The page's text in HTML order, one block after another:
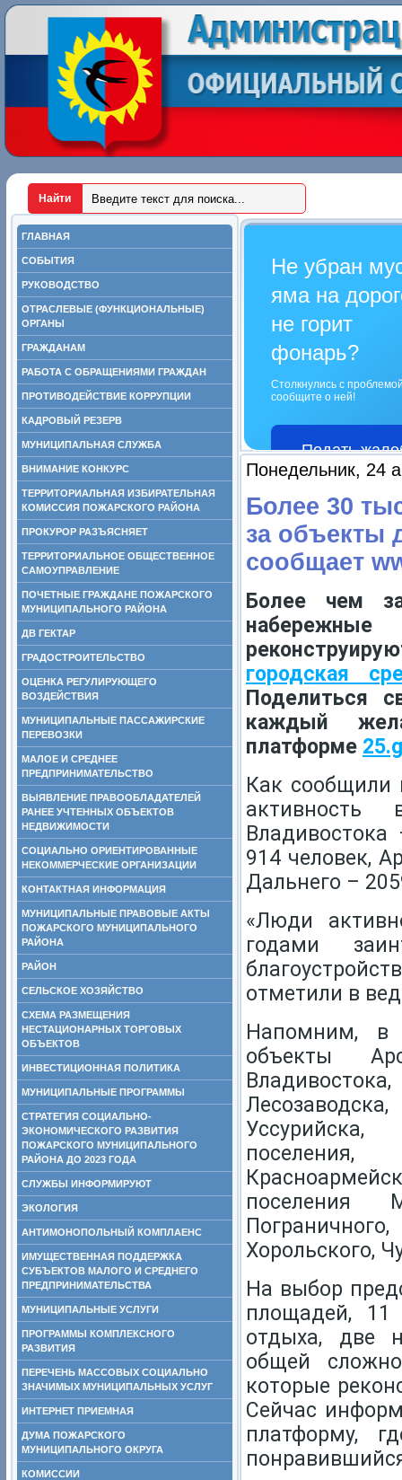
ГЛАВНАЯ
СОБЫТИЯ
РУКОВОДСТВО
ОТРАСЛЕВЫЕ (ФУНКЦИОНАЛЬНЫЕ)
ОРГАНЫ
ГРАЖДАНАМ
РАБОТА С ОБРАЩЕНИЯМИ ГРАЖДАН
ПРОТИВОДЕЙСТВИЕ КОРРУПЦИИ
КАДРОВЫЙ РЕЗЕРВ
МУНИЦИПАЛЬНАЯ СЛУЖБА
ВНИМАНИЕ КОНКУРС
ТЕРРИТОРИАЛЬНАЯ ИЗБИРАТЕЛЬНАЯ
КОМИССИЯ ПОЖАРСКОГО РАЙОНА
ПРОКУРОР РАЗЪЯСНЯЕТ
ТЕРРИТОРИАЛЬНОЕ ОБЩЕСТВЕННОЕ
САМОУПРАВЛЕНИЕ
ПОЧЕТНЫЕ ГРАЖДАНЕ ПОЖАРСКОГО
МУНИЦИПАЛЬНОГО РАЙОНА
ДВ ГЕКТАР
ГРАДОСТРОИТЕЛЬСТВО
ОЦЕНКА РЕГУЛИРУЮЩЕГО
ВОЗДЕЙСТВИЯ
МУНИЦИПАЛЬНЫЕ ПАССАЖИРСКИЕ
ПЕРЕВОЗКИ
МАЛОЕ И СРЕДНЕЕ
ПРЕДПРИНИМАТЕЛЬСТВО
ВЫЯВЛЕНИЕ ПРАВООБЛАДАТЕЛЕЙ
РАНЕЕ УЧТЕННЫХ ОБЪЕКТОВ
НЕДВИЖИМОСТИ
СОЦИАЛЬНО ОРИЕНТИРОВАННЫЕ
НЕКОММЕРЧЕСКИЕ ОРГАНИЗАЦИИ
КОНТАКТНАЯ ИНФОРМАЦИЯ
МУНИЦИПАЛЬНЫЕ ПРАВОВЫЕ АКТЫ
ПОЖАРСКОГО МУНИЦИПАЛЬНОГО
РАЙОНА
РАЙОН
СЕЛЬСКОЕ ХОЗЯЙСТВО
СХЕМА РАЗМЕЩЕНИЯ
НЕСТАЦИОНАРНЫХ ТОРГОВЫХ
ОБЪЕКТОВ
ИНВЕСТИЦИОННАЯ ПОЛИТИКА
МУНИЦИПАЛЬНЫЕ ПРОГРАММЫ
СТРАТЕГИЯ СОЦИАЛЬНО-
ЭКОНОМИЧЕСКОГО РАЗВИТИЯ
ПОЖАРСКОГО МУНИЦИПАЛЬНОГО
РАЙОНА ДО 2023 ГОДА
СЛУЖБЫ ИНФОРМИРУЮТ
ЭКОЛОГИЯ
АНТИМОНОПОЛЬНЫЙ КОМПЛАЕНС
ИМУЩЕСТВЕННАЯ ПОДДЕРЖКА
СУБЪЕКТОВ МАЛОГО И СРЕДНЕГО
ПРЕДПРИНИМАТЕЛЬСТВА
МУНИЦИПАЛЬНЫЕ УСЛУГИ
ПРОГРАММЫ КОМПЛЕКСНОГО
РАЗВИТИЯ
ПЕРЕЧЕНЬ МАССОВЫХ СОЦИАЛЬНО
ЗНАЧИМЫХ МУНИЦИПАЛЬНЫХ УСЛУГ
ИНТЕРНЕТ ПРИЕМНАЯ
ДУМА ПОЖАРСКОГО
МУНИЦИПАЛЬНОГО ОКРУГА
КОМИССИИ
Не убран
яма на
не горит
фонарь?
Столкнулись с
сообщите о ней!
Подать
Понедельник, 24
Более 30
за объекты
сообщает
Более чем
городская
Поделиться
каждый
платформе
Как сообщили
914 человек,
Дальнего –
«Люди
годами
отметили в
Напомним, в
объекты
Уссурийска,
поселения,
поселения
Хорольского,
На выбор
площадей, 11
отдыха, две
общей
которые
Сейчас
платформу,